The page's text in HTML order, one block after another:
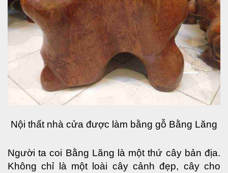
Nội thất nhà cửa được làm bằng gỗ Bằng Lăng
Người ta coi Bằng Lăng là một thứ cây bản địa.
Không chỉ là một loài cây cảnh đẹp, cây cho